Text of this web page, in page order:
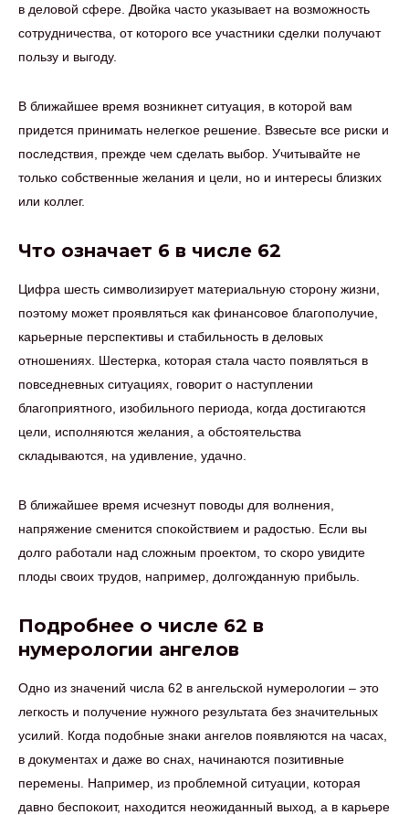
в деловой сфере. Двойка часто указывает на возможность
сотрудничества, от которого все участники сделки получают
пользу и выгоду.
В ближайшее время возникнет ситуация, в которой вам
придется принимать нелегкое решение. Взвесьте все риски и
последствия, прежде чем сделать выбор. Учитывайте не
только собственные желания и цели, но и интересы близких
или коллег.
Что означает 6 в числе 62
Цифра шесть символизирует материальную сторону жизни,
поэтому может проявляться как финансовое благополучие,
карьерные перспективы и стабильность в деловых
отношениях. Шестерка, которая стала часто появляться в
повседневных ситуациях, говорит о наступлении
благоприятного, изобильного периода, когда достигаются
цели, исполняются желания, а обстоятельства
складываются, на удивление, удачно.
В ближайшее время исчезнут поводы для волнения,
напряжение сменится спокойствием и радостью. Если вы
долго работали над сложным проектом, то скоро увидите
плоды своих трудов, например, долгожданную прибыль.
Подробнее о числе 62 в
нумерологии ангелов
Одно из значений числа 62 в ангельской нумерологии – это
легкость и получение нужного результата без значительных
усилий. Когда подобные знаки ангелов появляются на часах,
в документах и даже во снах, начинаются позитивные
перемены. Например, из проблемной ситуации, которая
давно беспокоит, находится неожиданный выход, а в карьере